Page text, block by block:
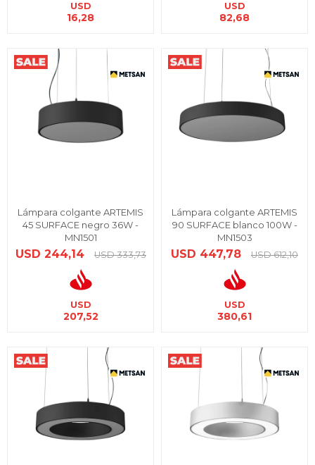
USD
16,28
USD
82,68
Lámpara colgante ARTEMIS
45 SURFACE negro 36W -
MN1501
USD 244,14 USD 333,73
USD
207,52
Lámpara colgante ARTEMIS
90 SURFACE blanco 100W -
MN1503
USD 447,78 USD 612,10
USD
380,61